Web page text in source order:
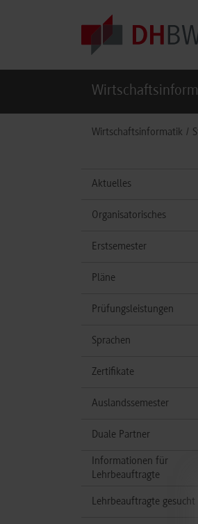
Wirtschaftsinformatik
Aktuelles
Organisatorisches
Erstsemester
Pläne
Prüfungsleistungen
Sprachen
Zertifikate
Auslandssemester
Duale Partner
Informationen für
Lehrbeauftragte
Lehrbeauftragte gesucht